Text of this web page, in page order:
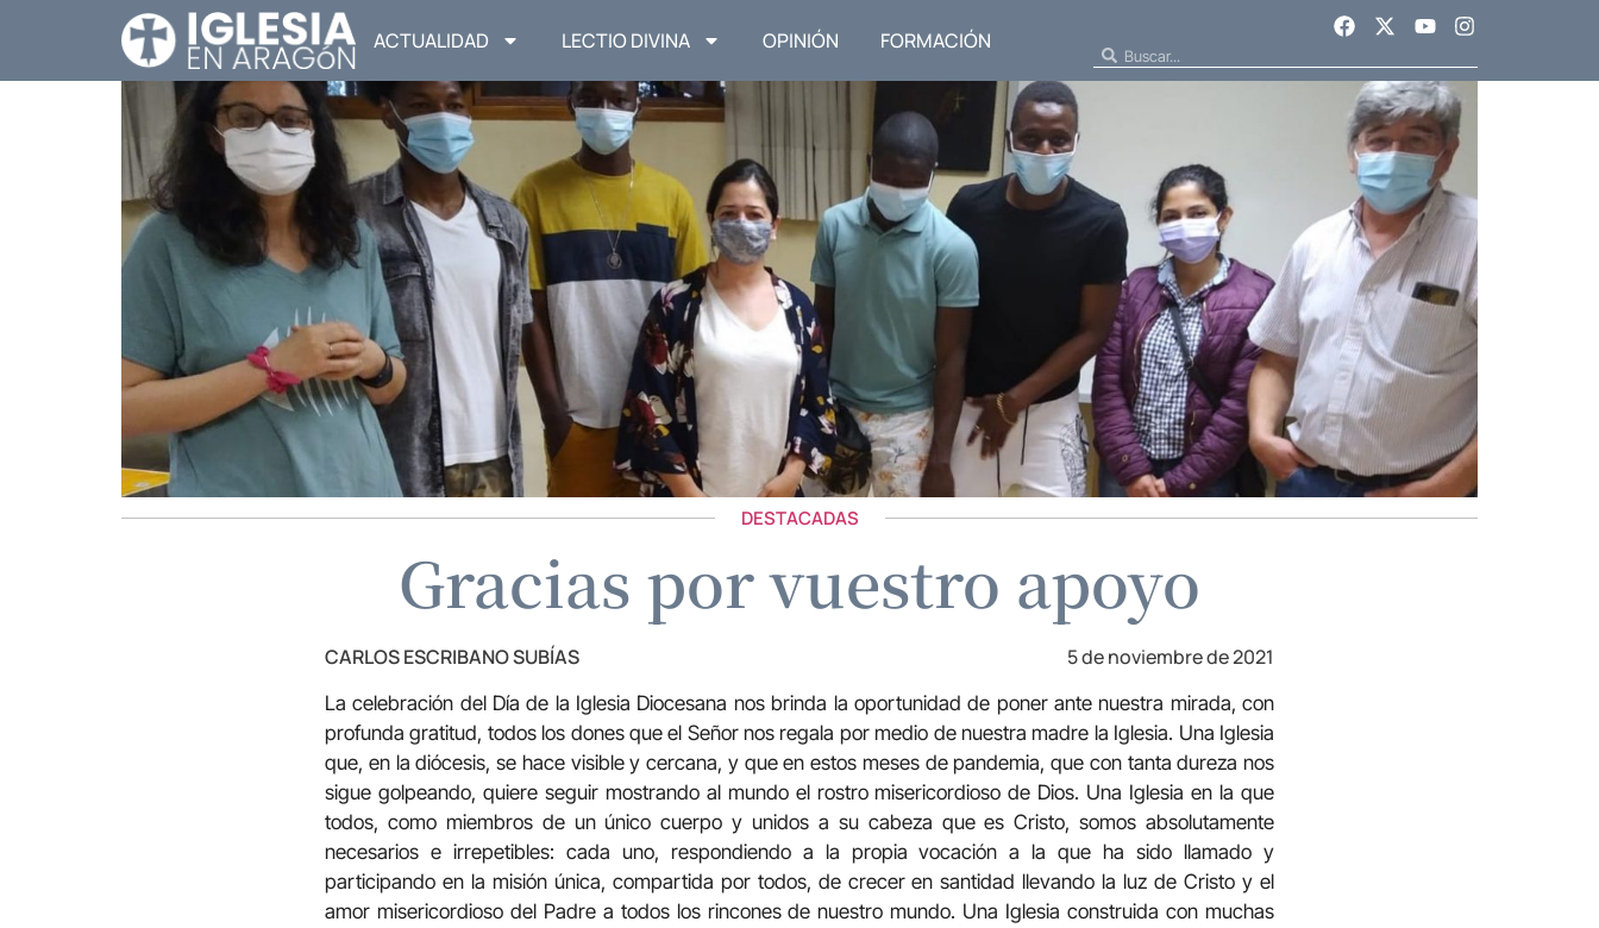
ACTUALIDAD LECTIO DIVINA OPINIÓN FORMACIÓN
DESTACADAS
Gracias por vuestro apoyo
CARLOS ESCRIBANO SUBÍAS 5 de noviembre de 2021
La celebración del Día de la Iglesia Diocesana nos brinda la oportunidad de poner ante nuestra mirada, con
profunda gratitud, todos los dones que el Señor nos regala por medio de nuestra madre la Iglesia. Una Iglesia
que, en la diócesis, se hace visible y cercana, y que en estos meses de pandemia, que con tanta dureza nos
sigue golpeando, quiere seguir mostrando al mundo el rostro misericordioso de Dios. Una Iglesia en la que
todos, como miembros de un único cuerpo y unidos a su cabeza que es Cristo, somos absolutamente
necesarios e irrepetibles: cada uno, respondiendo a la propia vocación a la que ha sido llamado y
participando en la misión única, compartida por todos, de crecer en santidad llevando la luz de Cristo y el
amor misericordioso del Padre a todos los rincones de nuestro mundo. Una Iglesia construida con muchas